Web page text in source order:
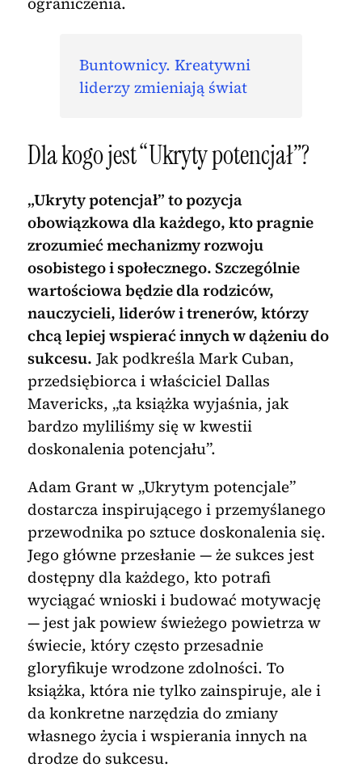
Buntownicy. Kreatywni
liderzy zmieniają świat
Dla kogo jest “Ukryty potencjał”?
„Ukryty potencjał” to pozycja
obowiązkowa dla każdego, kto pragnie
zrozumieć mechanizmy rozwoju
osobistego i społecznego. Szczególnie
wartościowa będzie dla rodziców,
nauczycieli, liderów i trenerów, którzy
chcą lepiej wspierać innych w dążeniu do
sukcesu. Jak podkreśla Mark Cuban,
przedsiębiorca i właściciel Dallas
Mavericks, „ta książka wyjaśnia, jak
bardzo myliliśmy się w kwestii
doskonalenia potencjału”.
Adam Grant w „Ukrytym potencjale”
dostarcza inspirującego i przemyślanego
przewodnika po sztuce doskonalenia się.
Jego główne przesłanie — że sukces jest
dostępny dla każdego, kto potrafi
wyciągać wnioski i budować motywację
— jest jak powiew świeżego powietrza w
świecie, który często przesadnie
gloryfikuje wrodzone zdolności. To
książka, która nie tylko zainspiruje, ale i
da konkretne narzędzia do zmiany
własnego życia i wspierania innych na
drodze do sukcesu.